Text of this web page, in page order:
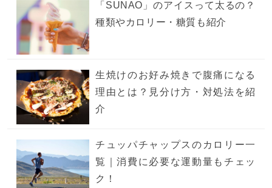
「SUNAO」のアイスって太るの？
種類やカロリー・糖質も紹介
生焼けのお好み焼きで腹痛になる
理由とは？見分け方・対処法を紹
介
チュッパチャップスのカロリー一
覧｜消費に必要な運動量もチェッ
ク！